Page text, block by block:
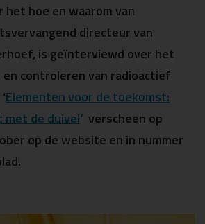
het hoe en waarom van
directeur van
is geïnterviewd over het
controleren van radioactief
Elementen voor de toekomst:
met de duivel‘ verscheen op
op de website en in nummer